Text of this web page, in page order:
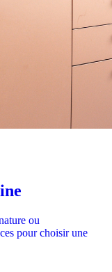
ou
pour choisir une